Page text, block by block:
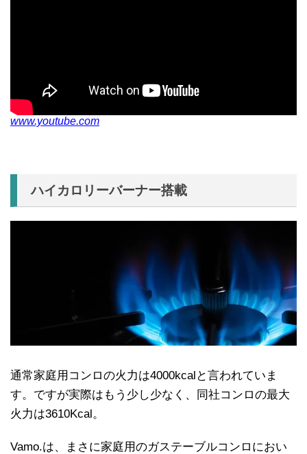
www.youtube.com
ハイカロリーバーナー搭載
通常家庭用コンロの火力は4000kcalと言われていま
す。ですが実際はもう少し少なく、同社コンロの最大
火力は3610Kcal。
Vamo.は、まさに家庭用のガステーブルコンロにおい